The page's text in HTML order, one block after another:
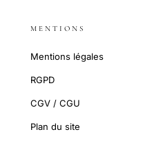
MENTIONS
Mentions légales
RGPD
CGV / CGU
Plan du site